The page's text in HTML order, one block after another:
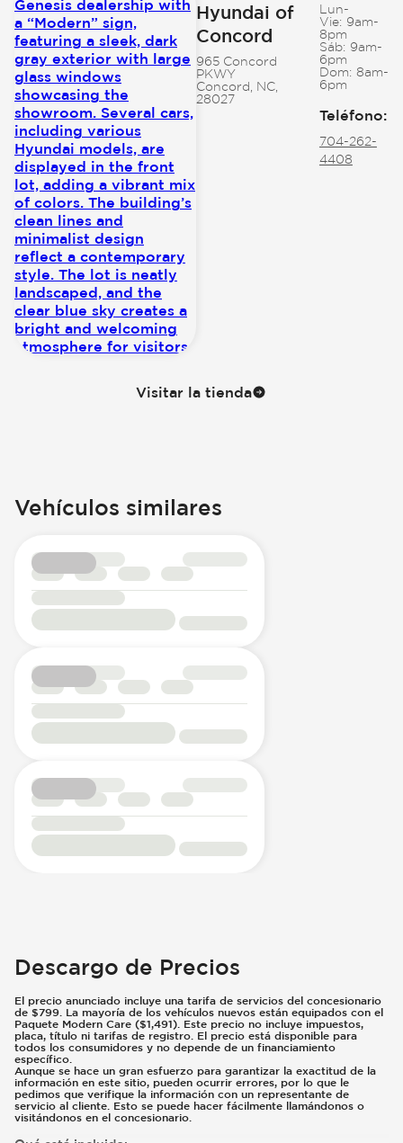
Hyundai of
Concord
965 Concord
PKWY
Concord, NC,
28027
Lun-
Vie: 9am-
8pm
Sáb: 9am-
6pm
Dom: 8am-
6pm
Teléfono:
704-262-
4408
Visitar la tienda
Vehículos similares
Descargo de Precios
El precio anunciado incluye una tarifa de servicios del concesionario
de $799. La mayoría de los vehículos nuevos están equipados con el
Paquete Modern Care ($1,491). Este precio no incluye impuestos,
placa, título ni tarifas de registro. El precio está disponible para
todos los consumidores y no depende de un financiamiento
específico.
Aunque se hace un gran esfuerzo para garantizar la exactitud de la
información en este sitio, pueden ocurrir errores, por lo que le
pedimos que verifique la información con un representante de
servicio al cliente. Esto se puede hacer fácilmente llamándonos o
visitándonos en el concesionario.